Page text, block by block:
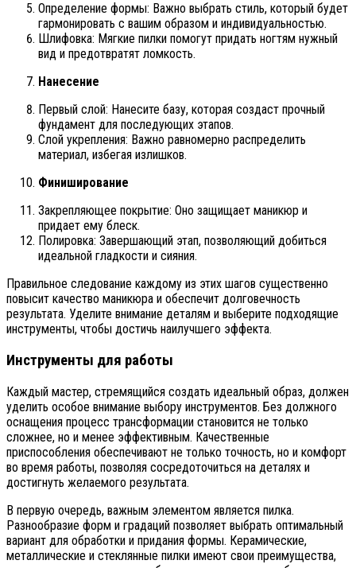
Определение формы: Важно выбрать стиль, который будет
гармонировать с вашим образом и индивидуальностью.
Шлифовка: Мягкие пилки помогут придать ногтям нужный
вид и предотвратят ломкость.
Нанесение
Первый слой: Нанесите базу, которая создаст прочный
фундамент для последующих этапов.
Слой укрепления: Важно равномерно распределить
материал, избегая излишков.
Финиширование
Закрепляющее покрытие: Оно защищает маникюр и
придает ему блеск.
Полировка: Завершающий этап, позволяющий добиться
идеальной гладкости и сияния.
Правильное следование каждому из этих шагов существенно
повысит качество маникюра и обеспечит долговечность
результата. Уделите внимание деталям и выберите подходящие
инструменты, чтобы достичь наилучшего эффекта.
Инструменты для работы
Каждый мастер, стремящийся создать идеальный образ, должен
уделить особое внимание выбору инструментов. Без должного
оснащения процесс трансформации становится не только
сложнее, но и менее эффективным. Качественные
приспособления обеспечивают не только точность, но и комфорт
во время работы, позволяя сосредоточиться на деталях и
достигнуть желаемого результата.
В первую очередь, важным элементом является пилка.
Разнообразие форм и градаций позволяет выбрать оптимальный
вариант для обработки и придания формы. Керамические,
металлические и стеклянные пилки имеют свои преимущества,